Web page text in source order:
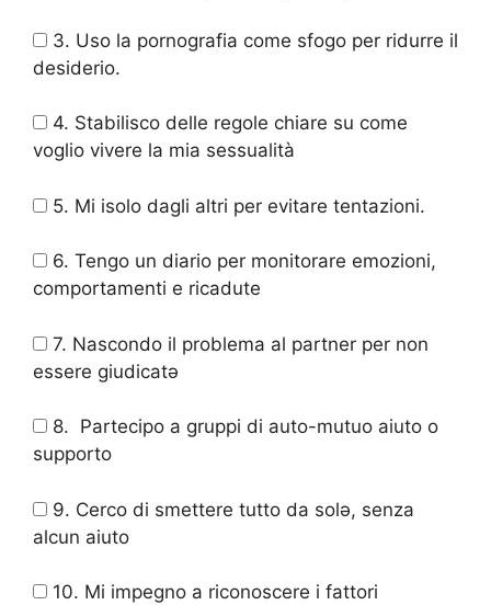
3. Uso la pornografia come sfogo per ridurre il
desiderio.
4. Stabilisco delle regole chiare su come
voglio vivere la mia sessualità
5. Mi isolo dagli altri per evitare tentazioni.
6. Tengo un diario per monitorare emozioni,
comportamenti e ricadute
7. Nascondo il problema al partner per non
essere giudicatə
8. Partecipo a gruppi di auto-mutuo aiuto o
supporto
9. Cerco di smettere tutto da solə, senza
alcun aiuto
10. Mi impegno a riconoscere i fattori